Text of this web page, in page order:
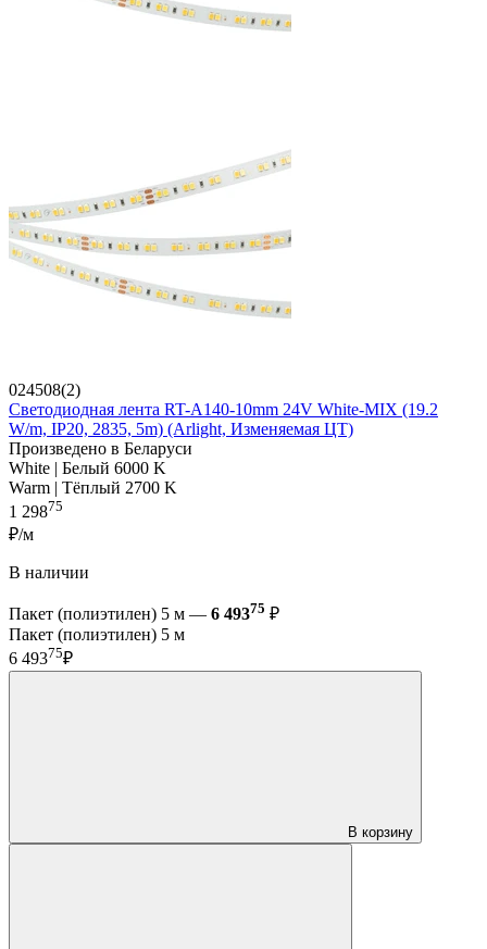
024508(2)
Светодиодная лента RT-A140-10mm 24V White-MIX (19.2
W/m, IP20, 2835, 5m) (Arlight, Изменяемая ЦТ)
Произведено в Беларуси
White | Белый 6000 K
Warm | Тёплый 2700 K
1 29875
₽/м
В наличии
Пакет (полиэтилен) 5 м — 6 49375 ₽
Пакет (полиэтилен) 5 м
6 49375₽
В корзину